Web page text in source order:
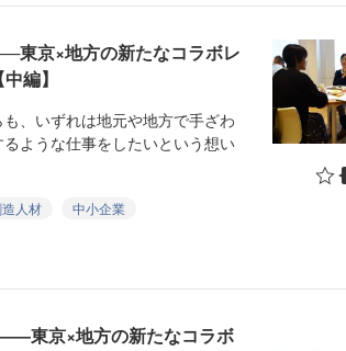
東京×地方の新たなコラボレ
編】
、いずれは地元や地方で手ざわ
ような仕事をしたいという想い
人材
中小企業
東京×地方の新たなコラボ